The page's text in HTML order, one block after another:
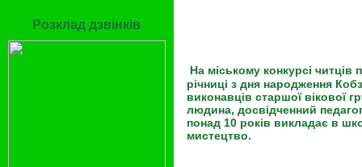
Розклад дзвінків
На міському конкурсі
річниці з дня народження
виконавців старшої вікової
людина, досвідченний
понад 10 років викладає в
мистецтво.